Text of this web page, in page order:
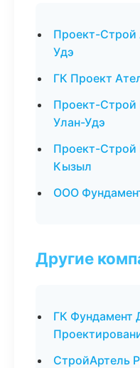
Проект-
Удэ
ГК Проект
Проект-Строй
Улан-Удэ
Проект-Строй
Кызыл
ООО
Другие
ГК Фундамент
СтройАртель